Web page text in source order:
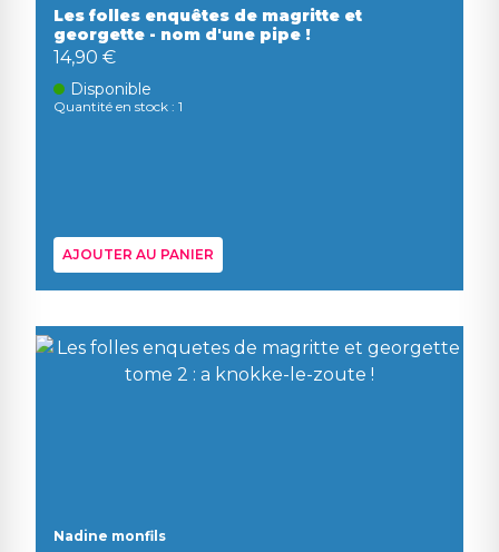
Les folles enquêtes de magritte et
georgette - nom d'une pipe !
14,90 €
Disponible
Quantité en stock : 1
AJOUTER AU PANIER
Nadine monfils